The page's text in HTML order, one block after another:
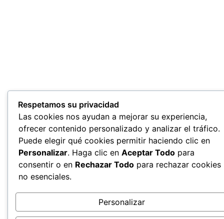
Respetamos su privacidad
Las cookies nos ayudan a mejorar su experiencia,
ofrecer contenido personalizado y analizar el tráfico.
Puede elegir qué cookies permitir haciendo clic en
Personalizar. Haga clic en Aceptar Todo para
consentir o en Rechazar Todo para rechazar cookies
no esenciales.
Personalizar